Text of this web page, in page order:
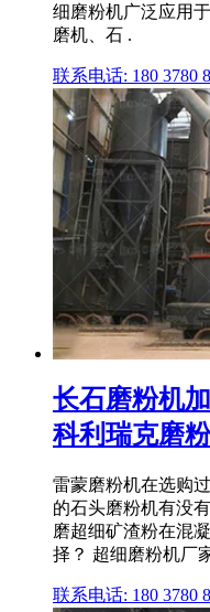
细磨粉机广泛应用
磨机、石 .
联系电话: 180 3780
长石磨粉机
科利瑞克磨
雷蒙磨粉机在选购
的石头磨粉机有没
磨超细矿渣粉在混
择？ 超细磨粉机厂
联系电话: 180 3780